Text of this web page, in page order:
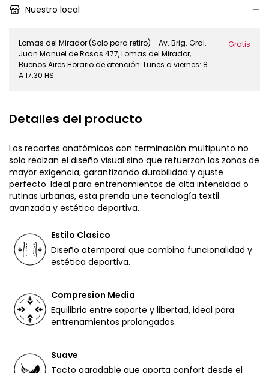
Nuestro local
Lomas del Mirador (Solo para retiro) - Av. Brig. Gral.
Juan Manuel de Rosas 477, Lomas del Mirador,
Buenos Aires Horario de atención: Lunes a viernes: 8
A 17.30 HS.
Gratis
Detalles del producto
Los recortes anatómicos con terminación multipunto no
solo realzan el diseño visual sino que refuerzan las zonas de
mayor exigencia, garantizando durabilidad y ajuste
perfecto. Ideal para entrenamientos de alta intensidad o
rutinas urbanas, esta prenda une tecnología textil
avanzada y estética deportiva.
Estilo Clasico
Diseño atemporal que combina funcionalidad y
estética deportiva.
Compresion Media
Equilibrio entre soporte y libertad, ideal para
entrenamientos prolongados.
Suave
Tacto agradable que aporta confort desde el